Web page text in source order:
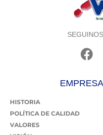
EMPRESA
HISTORIA
POLÍTICA DE CALIDAD
VALORES